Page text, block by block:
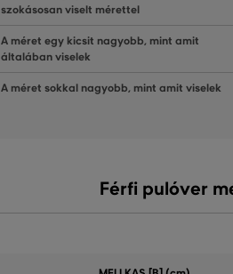
szokásosan viselt mérettel
A méret egy kicsit nagyobb, mint amit
általában viselek
A méret sokkal nagyobb, mint amit viselek
Férfi pulóver